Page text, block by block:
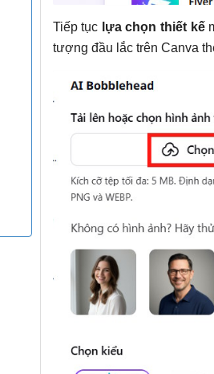
Tiếp tục lựa chọn thiết kế
tượng đầu lắc trên Canva